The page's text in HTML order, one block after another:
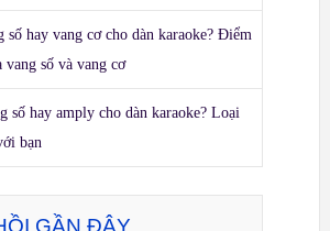
số hay vang cơ cho dàn karaoke? Điểm
vang số và vang cơ
số hay amply cho dàn karaoke? Loại
bạn
GẦN ĐÂY